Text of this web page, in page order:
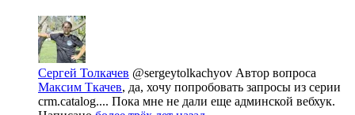
Сергей Толкачев @sergeytolkachyov Автор вопроса
Максим Ткачев, да, хочу попробовать запросы из серии
crm.catalog.... Пока мне не дали еще админской вебхук.